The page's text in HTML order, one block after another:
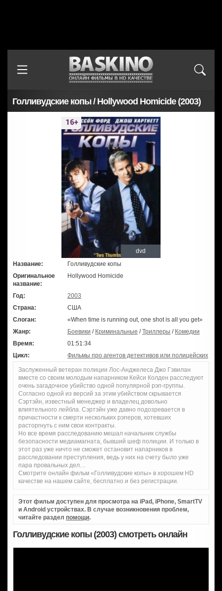
Голливудские копы / Hollywood Homicide (2003)
dvd
Название:
Голливудские копы
Оригинальное
название:
Hollywood Homicide
Год:
2003
Страна:
США
Слоган:
«When time is running out, one shot is all you get»
Жанр:
Боевики / Криминальные /Триллеры / Комедии
Время:
01:51:34
Цикл:
Фильмы про агентов детективов или полицейских
Заслуженный ветеран полиции Лос-Анджелеса Джо Гэвилан
вместе со своим молодым напарником Кейси Колден расследуют
очень загадочное убийство одной популярной рэп-группы.
Согласно одной из версий за этим убийством скрывается
Сэртэйн, известный менеджер и владелец довольно
влиятельного лейбла. Сэртэйн уже давно подозревается в
причастности к смерти нескольких рэперов, хотевших
расторгнуть с ним свои контракты.
Но все время расследованию мешал начальник службы
безопасности медиамагната, бывший шеф полиции. И только в
этот раз уже ничто не сможет остановит напарников в
расследовании преступления, ведь у них на счету было уже
пара провальных дел…
Смотрите онлайн фильм «Голливудские копы» в хорошем HD
качестве на нашем сайте, бесплатно и без регистрации.
Этот фильм доступен для просмотра на iPad, iPhone, SmartTV
и Android устройствах. В случае возникновения проблем,
читайте раздел помощи.
Голливудские копы (2003) смотреть онлайн